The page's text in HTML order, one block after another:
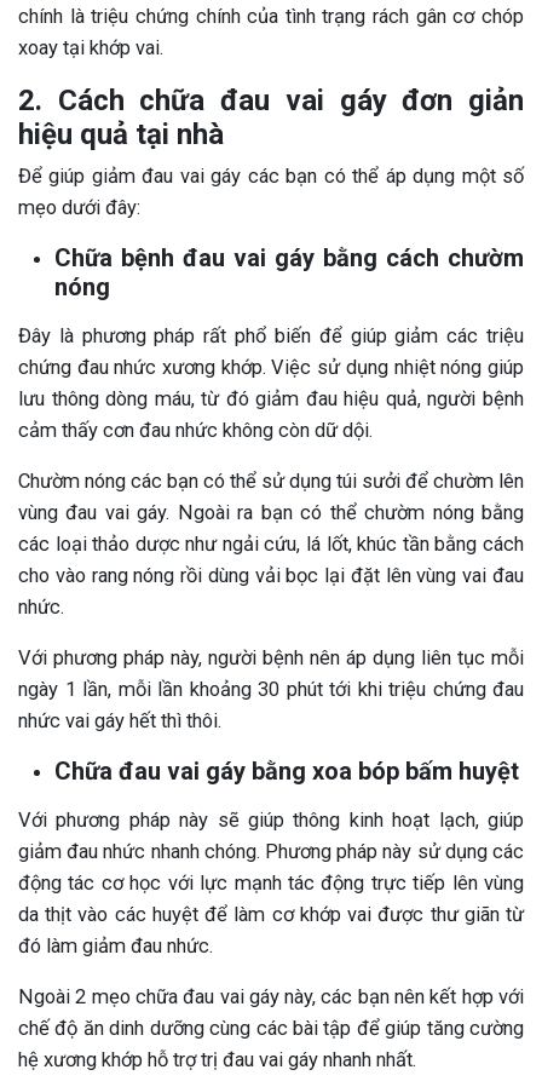
chính là triệu chứng chính của tình trạng rách gân cơ chóp
xoay tại khớp vai.
2. Cách chữa đau vai gáy đơn giản
hiệu quả tại nhà
Để giúp giảm đau vai gáy các bạn có thể áp dụng một số
mẹo dưới đây:
Chữa bệnh đau vai gáy bằng cách chườm
nóng
Đây là phương pháp rất phổ biến để giúp giảm các triệu
chứng đau nhức xương khớp. Việc sử dụng nhiệt nóng giúp
lưu thông dòng máu, từ đó giảm đau hiệu quả, người bệnh
cảm thấy cơn đau nhức không còn dữ dội.
Chườm nóng các bạn có thể sử dụng túi sưởi để chườm lên
vùng đau vai gáy. Ngoài ra bạn có thể chườm nóng bằng
các loại thảo dược như ngải cứu, lá lốt, khúc tần bằng cách
cho vào rang nóng rồi dùng vải bọc lại đặt lên vùng vai đau
nhức.
Với phương pháp này, người bệnh nên áp dụng liên tục mỗi
ngày 1 lần, mỗi lần khoảng 30 phút tới khi triệu chứng đau
nhức vai gáy hết thì thôi.
Chữa đau vai gáy bằng xoa bóp bấm huyệt
Với phương pháp này sẽ giúp thông kinh hoạt lạch, giúp
giảm đau nhức nhanh chóng. Phương pháp này sử dụng các
động tác cơ học với lực mạnh tác động trực tiếp lên vùng
da thịt vào các huyệt để làm cơ khớp vai được thư giãn từ
đó làm giảm đau nhức.
Ngoài 2 mẹo chữa đau vai gáy này, các bạn nên kết hợp với
chế độ ăn dinh dưỡng cùng các bài tập để giúp tăng cường
hệ xương khớp hỗ trợ trị đau vai gáy nhanh nhất.